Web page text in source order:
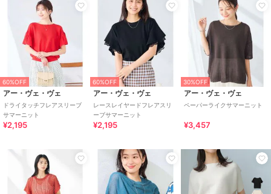
60%OFF
アー・ヴェ・ヴェ
ドライタッチフレアスリーブ
サマーニット
¥2,195
60%OFF
アー・ヴェ・ヴェ
レースレイヤードフレアスリ
ーブサマーニット
¥2,195
30%OFF
アー・ヴェ・ヴェ
ペーパーライクサマーニット
¥3,457